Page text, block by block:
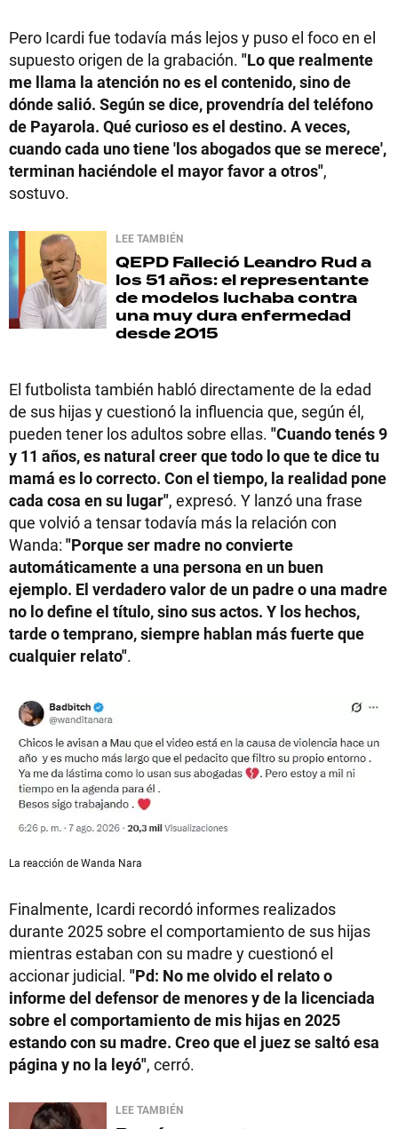
Pero Icardi fue todavía más lejos y puso el foco en el
supuesto origen de la grabación. "Lo que realmente
me llama la atención no es el contenido, sino de
dónde salió. Según se dice, provendría del teléfono
de Payarola. Qué curioso es el destino. A veces,
cuando cada uno tiene 'los abogados que se merece',
terminan haciéndole el mayor favor a otros",
sostuvo.
LEE TAMBIÉN
QEPD Falleció Leandro Rud a
los 51 años: el representante
de modelos luchaba contra
una muy dura enfermedad
desde 2015
El futbolista también habló directamente de la edad
de sus hijas y cuestionó la influencia que, según él,
pueden tener los adultos sobre ellas. "Cuando tenés 9
y 11 años, es natural creer que todo lo que te dice tu
mamá es lo correcto. Con el tiempo, la realidad pone
cada cosa en su lugar", expresó. Y lanzó una frase
que volvió a tensar todavía más la relación con
Wanda: "Porque ser madre no convierte
automáticamente a una persona en un buen
ejemplo. El verdadero valor de un padre o una madre
no lo define el título, sino sus actos. Y los hechos,
tarde o temprano, siempre hablan más fuerte que
cualquier relato".
La reacción de Wanda Nara
Finalmente, Icardi recordó informes realizados
durante 2025 sobre el comportamiento de sus hijas
mientras estaban con su madre y cuestionó el
accionar judicial. "Pd: No me olvido el relato o
informe del defensor de menores y de la licenciada
sobre el comportamiento de mis hijas en 2025
estando con su madre. Creo que el juez se saltó esa
página y no la leyó", cerró.
LEE TAMBIÉN